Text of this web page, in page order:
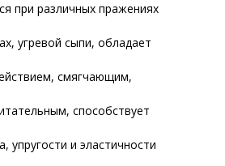
при различных пражениях
угревой сыпи, обладает
смягчающим,
способствует
упругости и эластичности